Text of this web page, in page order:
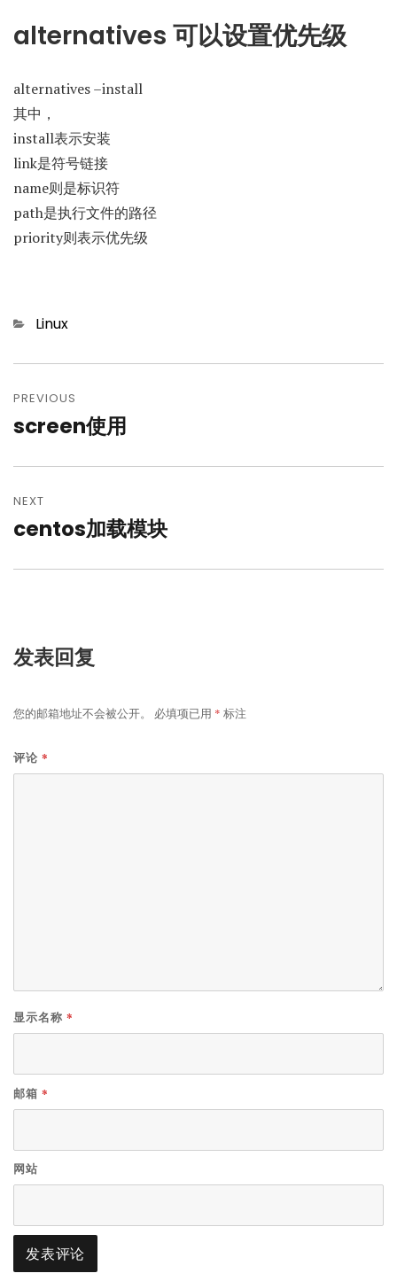
alternatives 可以设置优先级
alternatives –install
其中，
install表示安装
link是符号链接
name则是标识符
path是执行文件的路径
priority则表示优先级
Categories
Linux
章
导
航
PREVIOUS
Previous
screen使用
NEXT
Next
centos加载模块
发表回复
您的邮箱地址不会被公开。 必填项已用 * 标注
评论 *
显示名称 *
邮箱 *
网站